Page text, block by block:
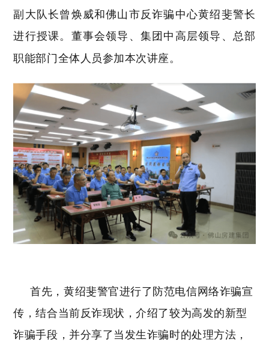
副大队长曾焕威和佛山市反诈骗中心黄绍斐警长
进行授课。董事会领导、集团中高层领导、总部
职能部门全体人员参加本次讲座。
首先，黄绍斐警官进行了防范电信网络诈骗宣
传，结合当前反诈现状，介绍了较为高发的新型
诈骗手段，并分享了当发生诈骗时的处理方法，